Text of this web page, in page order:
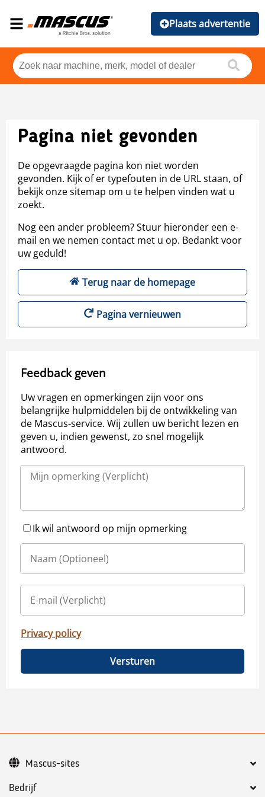
Plaats advertentie
Pagina niet gevonden
De opgevraagde pagina kon niet worden
gevonden. Kijk of er typefouten in de URL staan, of
bekijk onze sitemap om u te helpen vinden wat u
zoekt.
Nog een ander probleem? Stuur hieronder een e-
mail en we nemen contact met u op. Bedankt voor
uw geduld!
Terug naar de homepage
Pagina vernieuwen
Feedback geven
Uw vragen en opmerkingen zijn voor ons
belangrijke hulpmiddelen bij de ontwikkeling van
de Mascus-service. Wij zullen uw bericht lezen en
geven u, indien gewenst, zo snel mogelijk
antwoord.
Ik wil antwoord op mijn opmerking
Privacy policy
Versturen
Bedrijf
Mascus-sites